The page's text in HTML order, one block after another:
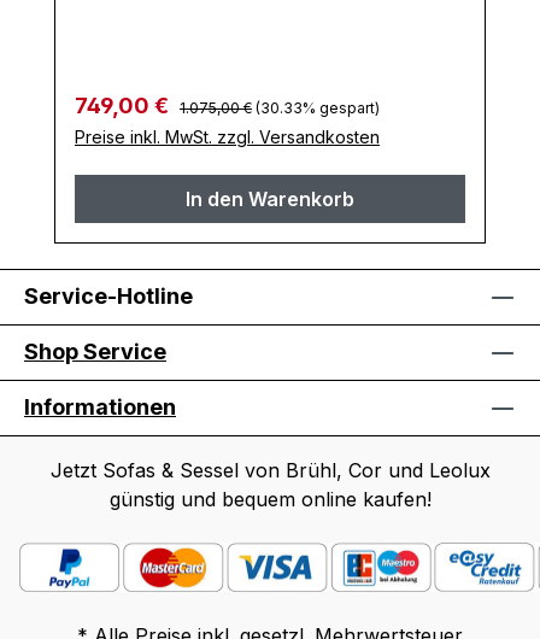
Verkaufspreis:
749,00 € Regulärer Preis:
1.075,00 € (30.33% gespart)
Preise inkl. MwSt. zzgl. Versandkosten
In den Warenkorb
Service-Hotline
Shop Service
Informationen
Jetzt Sofas & Sessel von Brühl, Cor und Leolux
günstig und bequem online kaufen!